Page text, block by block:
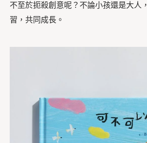
不至於扼殺創意呢？不論小孩還是大人
習，共同成長。